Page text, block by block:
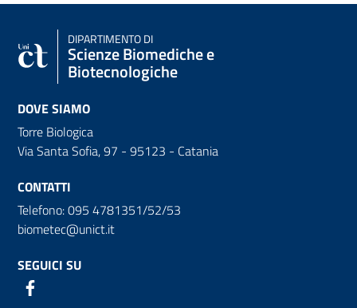
DIPARTIMENTO DI
Scienze Biomediche e
Biotecnologiche
DOVE SIAMO
Torre Biologica
Via Santa Sofia, 97 - 95123 - Catania
CONTATTI
Telefono: 095 4781351/52/53
biometec@unict.it
SEGUICI SU